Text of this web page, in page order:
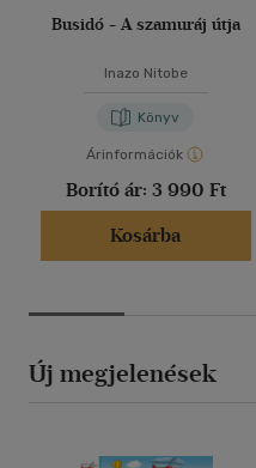
Busidó - A szamuráj útja
Inazo Nitobe
Könyv
Árinformációk
Borító ár: 3 990 Ft
Kosárba
Új megjelenések